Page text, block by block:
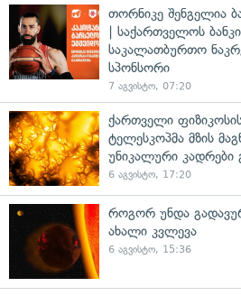
თორნიკე შენგელია
| საქართველოს
საკალათბურთო
სპონსორი
7 აგვისტო, 07:20
ქართველი
ტელესკოპმა მზის
უნიკალური კადრები
6 აგვისტო, 17:20
როგორ უნდა
ახალი კვლევა
6 აგვისტო, 15:36